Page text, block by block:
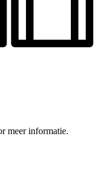
meer informatie.